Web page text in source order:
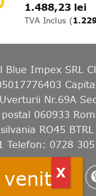
1.488,23 lei
TVA Inclus (
Blue Impex SRL
Nr.69A
postal 060933
RO45
Telefon: 0728